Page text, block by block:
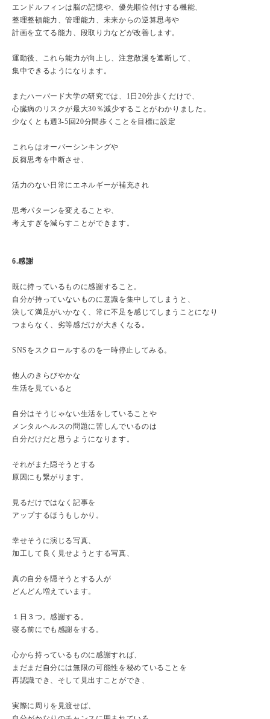
エンドルフィンは脳の記憶や、優先順位付けする機能、
整理整頓能力、管理能力、未来からの逆算思考や
計画を立てる能力、段取り力などが改善します。
運動後、これら能力が向上し、注意散漫を遮断して、
集中できるようになります。
またハーバード大学の研究では、1日20分歩くだけで、
心臓病のリスクが最大30％減少することがわかりました。
少なくとも週3-5回20分間歩くことを目標に設定
これらはオーバーシンキングや
反芻思考を中断させ、
活力のない日常にエネルギーが補充され
思考パターンを変えることや、
考えすぎを減らすことができます。
6.感謝
既に持っているものに感謝すること。
自分が持っていないものに意識を集中してしまうと、
決して満足がいかなく、常に不足を感じてしまうことになり
つまらなく、劣等感だけが大きくなる。
SNSをスクロールするのを一時停止してみる。
他人のきらびやかな
生活を見ていると
自分はそうじゃない生活をしていることや
メンタルヘルスの問題に苦しんでいるのは
自分だけだと思うようになります。
それがまた隠そうとする
原因にも繋がります。
見るだけではなく記事を
アップするほうもしかり。
幸せそうに演じる写真、
加工して良く見せようとする写真、
真の自分を隠そうとする人が
どんどん増えています。
１日３つ。感謝する。
寝る前にでも感謝をする。
心から持っているものに感謝すれば、
まだまだ自分には無限の可能性を秘めていることを
再認識でき、そして見出すことができ、
実際に周りを見渡せば、